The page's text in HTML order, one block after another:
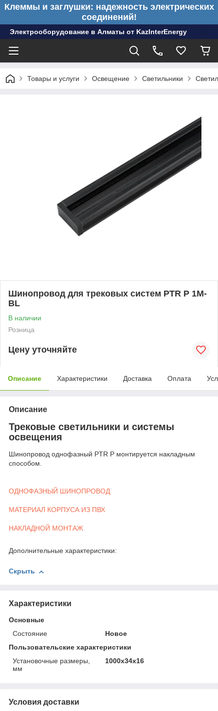
Клеммы и заглушки: надежность электрических
соединений!
Электрооборудование в Алматы от KazInterEnergy
Товары и услуги Освещение Светильники
Шинопровод для трековых систем PTR P 1M-
BL
В наличии
Розница
Цену уточняйте
Описание Характеристики Доставка Оплата
Описание
Трековые светильники и системы
освещения
Шинопровод однофазный PTR P монтируется накладным
способом.
ОДНОФАЗНЫЙ ШИНОПРОВОД
МАТЕРИАЛ КОРПУСА ИЗ ПВХ
НАКЛАДНОЙ МОНТАЖ
Дополнительные характеристики:
Скрыть
Характеристики
Основные
Состояние
Новое
Пользовательские характеристики
Установочные размеры,
мм
1000х34х16
Условия доставки